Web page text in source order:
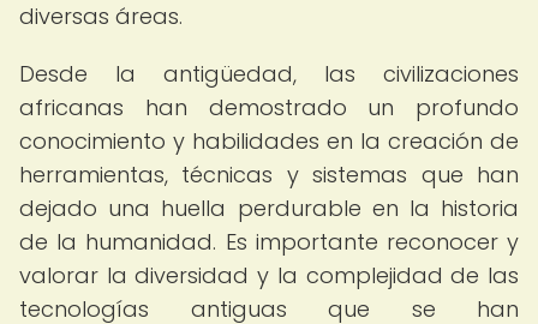
diversas áreas.
Desde la antigüedad, las civilizaciones
africanas han demostrado un profundo
conocimiento y habilidades en la creación de
herramientas, técnicas y sistemas que han
dejado una huella perdurable en la historia
de la humanidad. Es importante reconocer y
valorar la diversidad y la complejidad de las
tecnologías antiguas que se han